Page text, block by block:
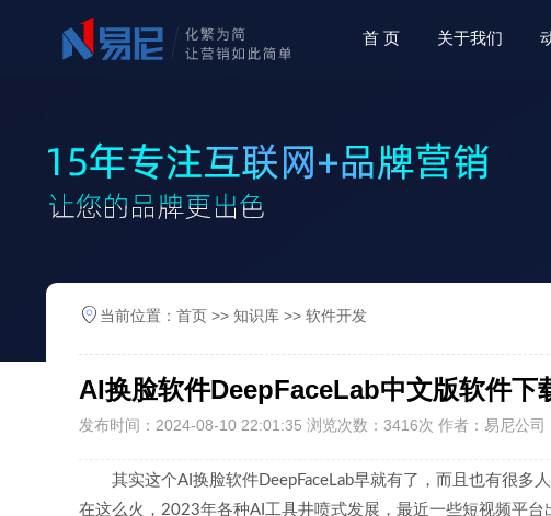
首 页 关于我们
当前位置： 首页 >> 知识库 >> 软件开发
AI换脸软件DeepFaceLab中文版软件下
发布时间：2024-08-10 22:01:35 浏览次数：3416次 作者：易尼公司
其实这个AI换脸软件DeepFaceLab早就有了，而且也有很
在这么火，2023年各种AI工具井喷式发展，最近一些短视频平